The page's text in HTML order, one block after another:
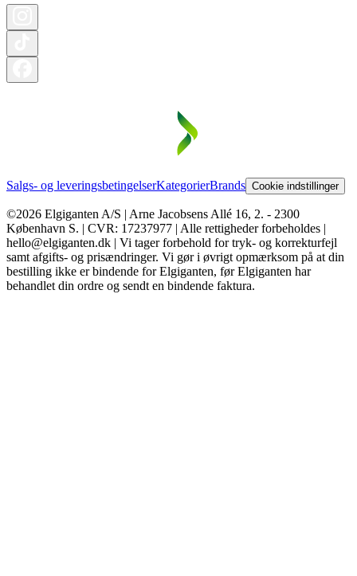
Salgs- og leveringsbetingelserKategorierBrands Cookie indstillinger
©2026 Elgiganten A/S | Arne Jacobsens Allé 16, 2. - 2300
København S. | CVR: 17237977 | Alle rettigheder forbeholdes |
hello@elgiganten.dk | Vi tager forbehold for tryk- og korrekturfejl
samt afgifts- og prisændringer. Vi gør i øvrigt opmærksom på at din
bestilling ikke er bindende for Elgiganten, før Elgiganten har
behandlet din ordre og sendt en bindende faktura.